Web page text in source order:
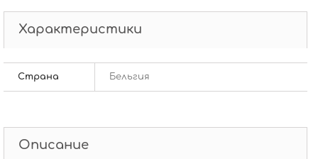
Характеристики
Страна Бельгия
Описание